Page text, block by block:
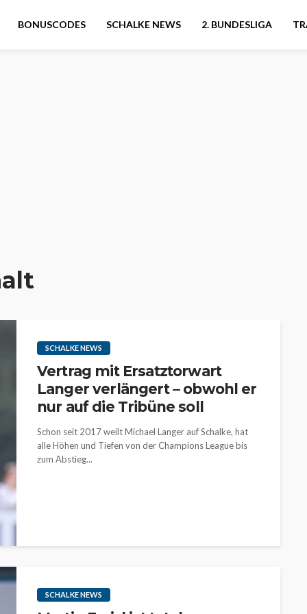
BONUSCODES SCHALKE NEWS 2. BUNDESLIGA
SCHALKE NEWS
Vertrag mit Ersatztorwart
Langer verlängert – obwohl er
nur auf die Tribüne soll
Schon seit 2017 weilt Michael Langer auf Schalke, hat
alle Höhen und Tiefen von der Champions League bis
zum Abstieg...
SCHALKE NEWS